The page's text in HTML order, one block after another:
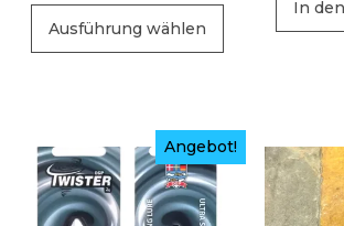
bis
€4,49
Ausführung wählen
Dieses
Varianten
auf.
In
Angebot!